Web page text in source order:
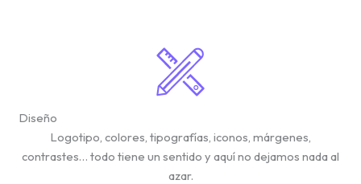
Diseño
Logotipo, colores, tipografías, iconos, márgenes,
contrastes… todo tiene un sentido y aquí no dejamos nada al
azar.